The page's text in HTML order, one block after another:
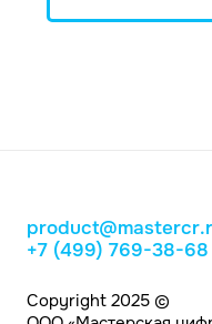
+7 (499) 769-38-68
Copyright 2025 ©